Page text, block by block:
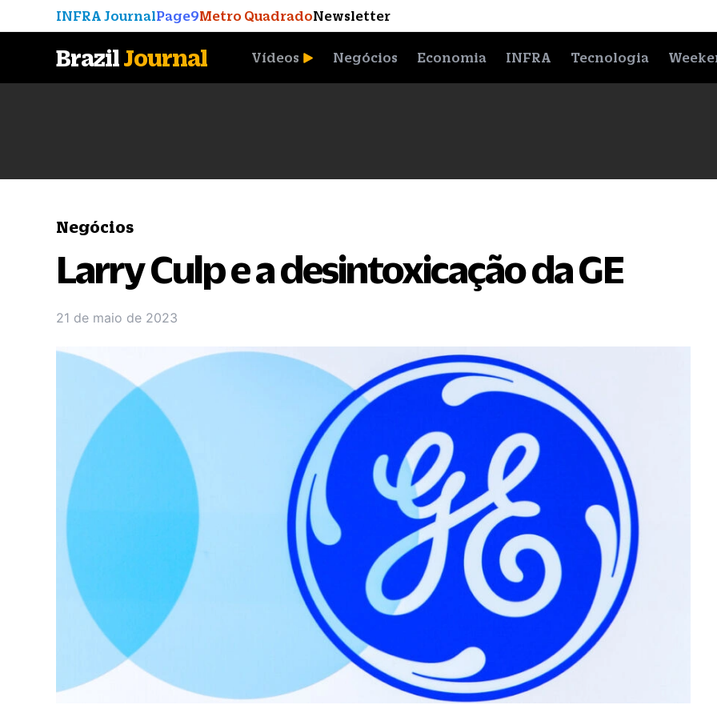
INFRA JournalPage9Metro QuadradoNewsletter
BrazilJournal Vídeos Negócios Economia INFRA Tecnologia
Negócios
Larry Culp e a desintoxicação da GE
21 de maio de 2023